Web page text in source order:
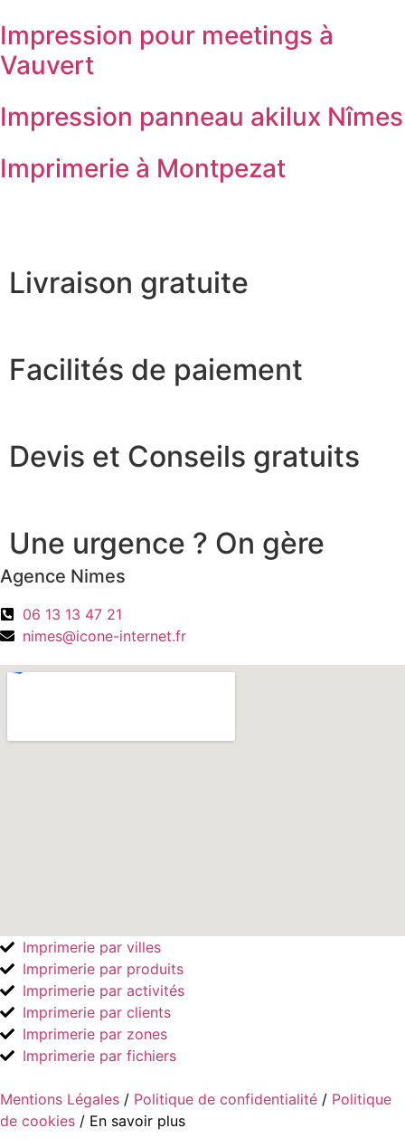
Impression pour meetings à
Vauvert
Impression panneau akilux Nîmes
Imprimerie à Montpezat
Livraison gratuite
Facilités de paiement
Devis et Conseils gratuits
Une urgence ? On gère
Agence Nimes
06 13 13 47 21
nimes@icone-internet.fr
Imprimerie par villes
Imprimerie par produits
Imprimerie par activités
Imprimerie par clients
Imprimerie par zones
Imprimerie par fichiers
Mentions Légales / Politique de confidentialité / Politique
de cookies / En savoir plus